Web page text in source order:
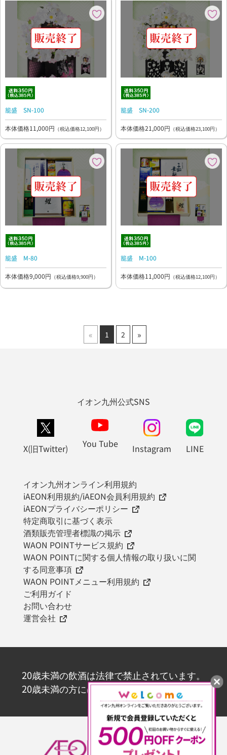
籠盛 SN-100
本体価格11,000円 （税込価格12,100円）
籠盛 SN-200
本体価格21,000円 （税込価格23,100円）
籠盛 M-80
本体価格9,000円 （税込価格9,900円）
籠盛 M-100
本体価格11,000円 （税込価格12,100円）
« 1 2 »
イオン九州公式SNS
X(旧Twitter) You Tube Instagram LINE
イオン九州オンライン利用規約
iAEON利用規約/iAEON会員利用規約
iAEONプライバシーポリシー
特定商取引に基づく表示
酒類販売管理者標識の掲示
WAON POINTサービス規約
WAON POINTに関する個人情報の取り扱いに関
する同意事項
WAON POINTメニュー利用規約
ご利用ガイド
お問い合わせ
運営会社
20歳未満の飲酒は法律で禁止されています。
20歳未満の方にはお酒を販売いたしません。